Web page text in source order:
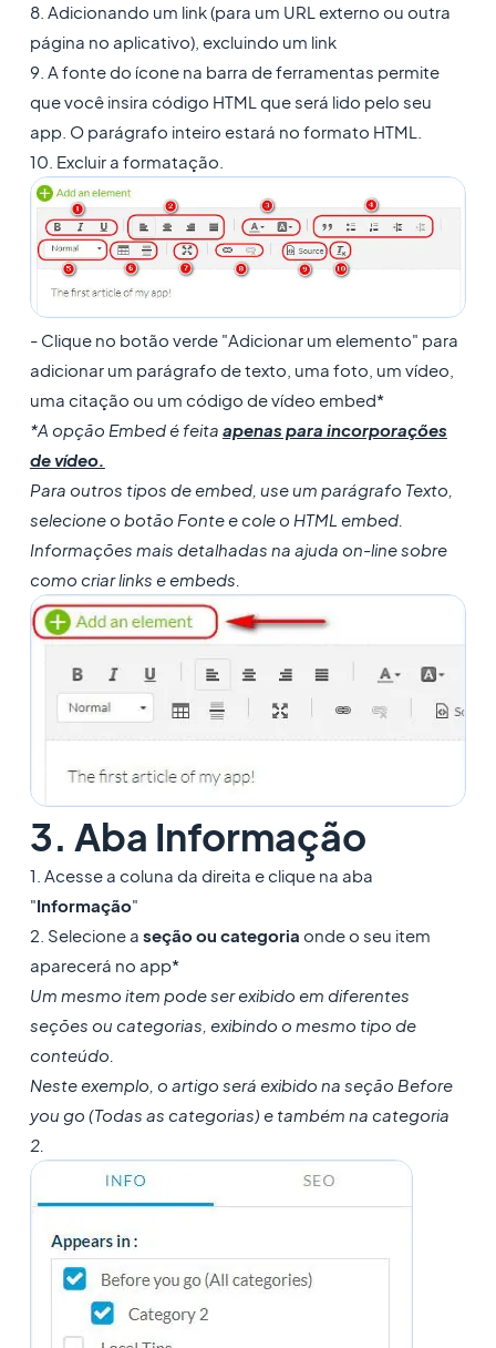
8. Adicionando um link (para um URL externo ou outra
página no aplicativo), excluindo um link
9. A fonte do ícone na barra de ferramentas permite
que você insira código HTML que será lido pelo seu
app. O parágrafo inteiro estará no formato HTML.
10. Excluir a formatação.
- Clique no botão verde "Adicionar um elemento" para
adicionar um parágrafo de texto, uma foto, um vídeo,
uma citação ou um código de vídeo embed*
*A opção Embed é feita apenas para incorporações
de vídeo.
Para outros tipos de embed, use um parágrafo Texto,
selecione o botão Fonte e cole o HTML embed.
Informações mais detalhadas na ajuda on-line sobre
como criar links e embeds.
3. Aba Informação
1. Acesse a coluna da direita e clique na aba
"Informação"
2. Selecione a seção ou categoria onde o seu item
aparecerá no app*
Um mesmo item pode ser exibido em diferentes
seções ou categorias, exibindo o mesmo tipo de
conteúdo.
Neste exemplo, o artigo será exibido na seção Before
you go (Todas as categorias) e também na categoria
2.